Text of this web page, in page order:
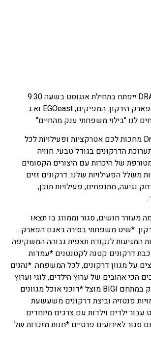
פארק DRAGONLAND ייפתח בתחילת אוגוסט בשעה 9:30
במתחם גולפיטק בפארק הירקון. המפיקים, EGOeast וא.ג.
לנו "בילוי משפחתי ענק מהחיים"
בפארק DragonLand מחכות לכם אטרקציות ופעילויות לכל
הדרקונים בגודל טבעי. חוויה
של היכרות עם היצורים הקסומים
משלל הפעילויות שלנו: דרקונים זזים
נגיעה, מתנפחים, פעילויות תוכן,
מעורר חושים, סגור וממוזג בו תצאו
*שיט משפחתי בסירה באגם הפארק .
המגיעות לנקודת תצפית גבוהה המשקיפה
דרקונים קטנה לקטנטנים *עמדות
על מגוון דרקונים, לכל המשפחה. *נהנים
הכי אהובים של ערוץ הילדים, לוגי וערוץ
מונבאג על מסך ענק במתחם BIGI מוצל *דוכני אוכל מגוונים
פנטזיה וביצת דרקונים משעשעת
ילדים וילדות עם צרכים מיוחדים
סגור לאירועים פרטיים *חנות מזכרות של